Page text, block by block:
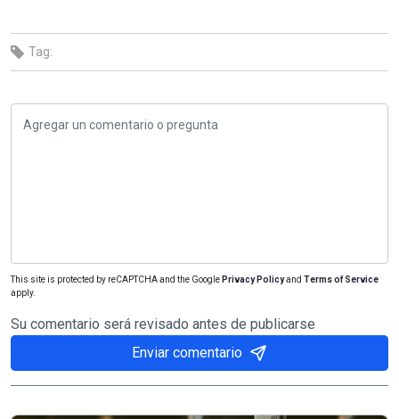
Tag:
This site is protected by reCAPTCHA and the Google Privacy Policyand Terms of Service
apply.
Su comentario será revisado antes de publicarse
Enviar comentario